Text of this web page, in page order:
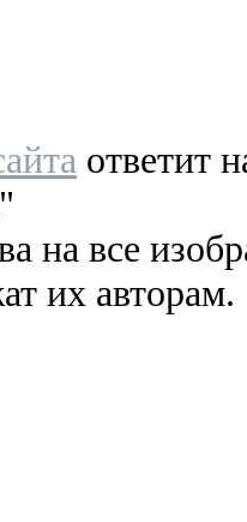
ответит
на все
их авторам.